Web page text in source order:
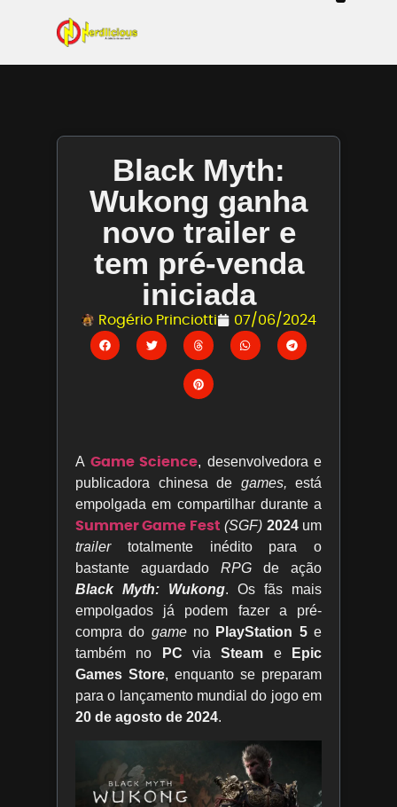
Black Myth:
Wukong ganha
novo trailer e
tem pré-venda
iniciada
Rogério Princiotti 07/06/2024
A Game Science, desenvolvedora e
publicadora chinesa de games, está
empolgada em compartilhar durante a
Summer Game Fest (SGF) 2024um
trailertotalmente inédito para o
bastante aguardado RPG de ação
Black Myth: Wukong. Os fãs mais
empolgados já podem fazer a pré-
compra do gameno PlayStation 5e
também no
PCviaSteam e
Epic
Games Store, enquanto se preparam
para o lançamento mundial do jogo em
20 de agosto de 2024.